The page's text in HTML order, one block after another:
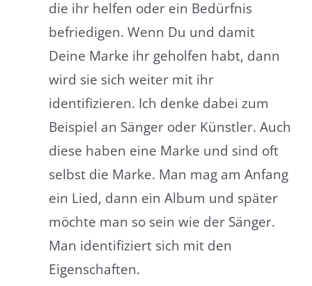
die ihr helfen oder ein Bedürfnis
befriedigen. Wenn Du und damit
Deine Marke ihr geholfen habt, dann
wird sie sich weiter mit ihr
identifizieren. Ich denke dabei zum
Beispiel an Sänger oder Künstler. Auch
diese haben eine Marke und sind oft
selbst die Marke. Man mag am Anfang
ein Lied, dann ein Album und später
möchte man so sein wie der Sänger.
Man identifiziert sich mit den
Eigenschaften.